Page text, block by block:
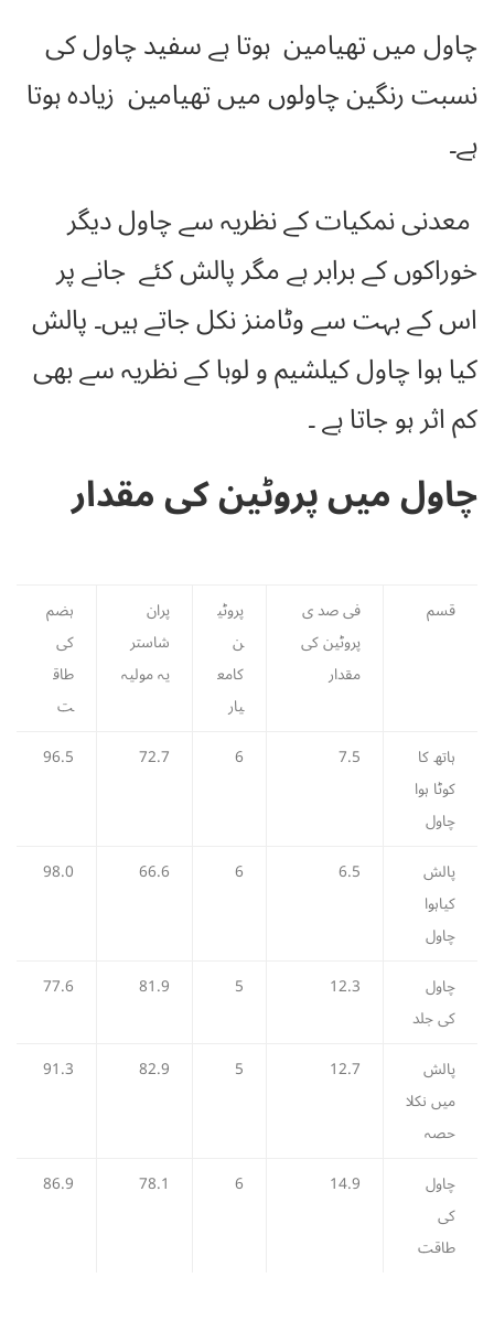
چاول میں تھیامین ہوتا ہے سفید چاول کی
نسبت رنگین چاولوں میں تھیامین زیادہ ہوتا
ہے۔
معدنی نمکیات کے نظریہ سے چاول دیگر
خوراکوں کے برابر ہے مگر پالش کئے جانے پر
اس کے بہت سے وٹامنز نکل جاتے ہیں۔ پالش
کیا ہوا چاول کیلشیم و لوہا کے نظریہ سے بھی
کم اثر ہو جاتا ہے ۔
چاول میں پروٹین کی مقدار
قسم
فی صد ی
پروٹین کی
مقدار
پروٹی
ن
کامع
یار
پران
شاستر
یہ مولیہ
ہضم
کی
طاق
ت
ہاتھ کا
کوٹا ہوا
چاول
7.5
6
72.7
96.5
پالش
کیاہوا
چاول
6.5
6
66.6
98.0
چاول
کی جلد
12.3
5
81.9
77.6
پالش
میں نکلا
حصہ
12.7
5
82.9
91.3
چاول
کی
طاقت
14.9
6
78.1
86.9